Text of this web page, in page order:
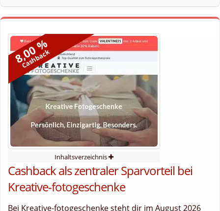
8,00 %
Cashback
Inhaltsverzeichnis
Cashback als zentraler Sparvorteil bei
Kreative-fotogeschenke
Bei Kreative-fotogeschenke steht dir im August 2026